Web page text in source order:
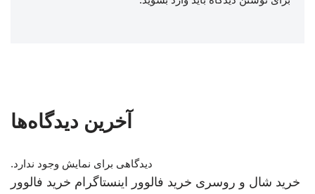
آخرین دیدگاه‌ها
دیدگاهی برای نمایش وجود ندارد.
خرید شال و روسری خرید فالوور اینستاگرام خرید فالوور